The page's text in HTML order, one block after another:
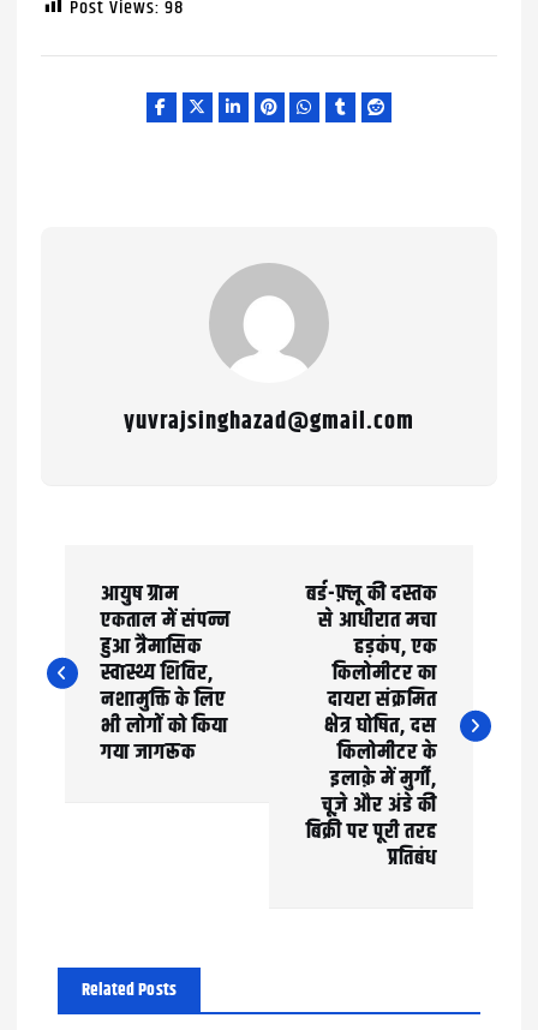
Post Views: 98
yuvrajsinghazad@gmail.com
s
a
आयुष ग्राम
एकताल में संपन्न
हुआ त्रैमासिक
स्वास्थ्य शिविर,
नशामुक्ति के लिए
भी लोगों को किया
गया जागरूक
बर्ड-फ़्लू की दस्तक
से आधीरात मचा
हड़कंप, एक
किलोमीटर का
दायरा संक्रमित
क्षेत्र घोषित, दस
किलोमीटर के
इलाक़े में मुर्गी,
चूज़े और अंडे की
बिक्री पर पूरी तरह
प्रतिबंध
Related Posts